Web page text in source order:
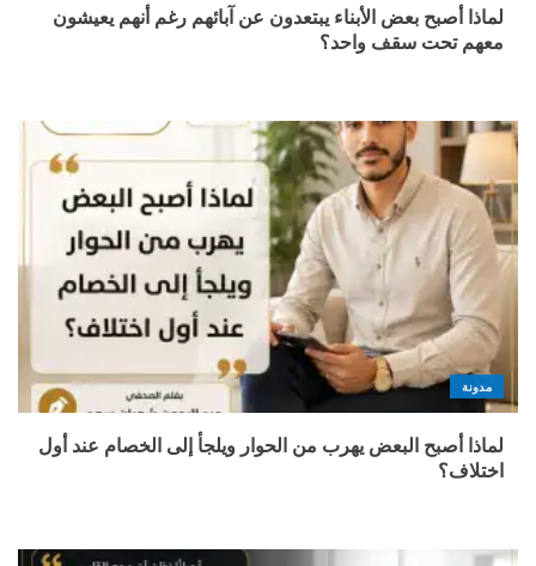
لماذا أصبح بعض الأبناء يبتعدون عن آبائهم رغم أنهم يعيشون
معهم تحت سقف واحد؟
مدونة
لماذا أصبح البعض يهرب من الحوار ويلجأ إلى الخصام عند أول
اختلاف؟